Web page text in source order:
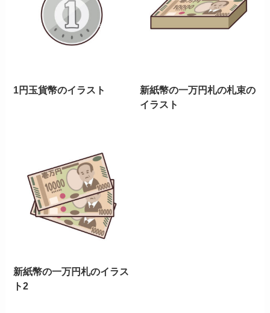
1円玉貨幣のイラスト
新紙幣の一万円札の札束の
イラスト
新紙幣の一万円札のイラス
ト2